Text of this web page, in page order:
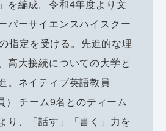
を編成。令和4年度より文
パーサイエンスハイスクー
指定を受ける。先進的な理
高大接続についての大学と
。ネイティブ英語教員
） チーム9名とのティーム
り、「話す」「書く」力を